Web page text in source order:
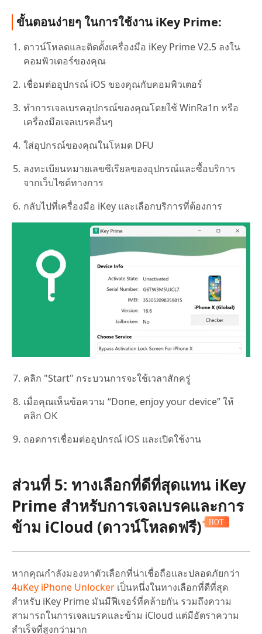
ขั้นตอนง่ายๆ ในการใช้งาน iKey Prime:
ดาวน์โหลดและติดตั้งเครื่องมือ iKey Prime V2.5 ลงใน
คอมพิวเตอร์ของคุณ
เชื่อมต่ออุปกรณ์ iOS ของคุณกับคอมพิวเตอร์
ทำการเจลเบรคอุปกรณ์ของคุณโดยใช้ WinRa1n หรือ
เครื่องมือเจลเบรคอื่นๆ
ใส่อุปกรณ์ของคุณในโหมด DFU
ลงทะเบียนหมายเลขซีเรียลของอุปกรณ์และซื้อบริการ
จากเว็บไซต์ทางการ
กลับไปที่เครื่องมือ iKey และเลือกบริการที่ต้องการ
คลิก "Start" กระบวนการจะใช้เวลาสักครู่
เมื่อคุณเห็นข้อความ “Done, enjoy your device” ให้
คลิก OK
ถอดการเชื่อมต่ออุปกรณ์ iOS และเปิดใช้งาน
ส่วนที่ 5: ทางเลือกที่ดีที่สุดแทน iKey
Prime สำหรับการเจลเบรคและการ
ข้าม iCloud (ดาวน์โหลดฟรี)
HOT
หากคุณกำลังมองหาตัวเลือกที่น่าเชื่อถือและปลอดภัยกว่า
4uKey iPhone Unlocker เป็นหนึ่งในทางเลือกที่ดีที่สุด
สำหรับ iKey Prime มันมีฟีเจอร์ที่คล้ายกัน รวมถึงความ
สามารถในการเจลเบรคและข้าม iCloud แต่มีอัตราความ
สำเร็จที่สูงกว่ามาก